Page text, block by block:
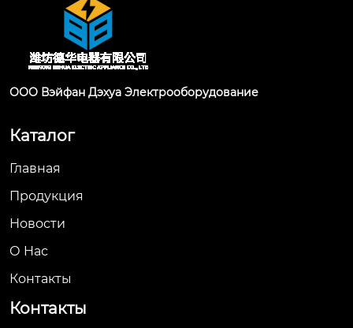
ООО Вэйфан Дэхуа Электрооборудование
Каталог
Главная
Продукция
Новости
О Hас
Контакты
Контакты